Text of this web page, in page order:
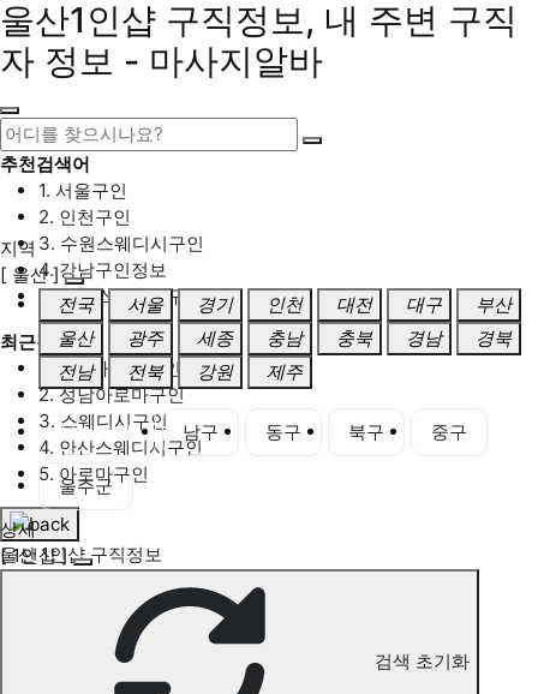
울산1인샵 구직정보, 내 주변 구직
자 정보 - 마사지알바
추천검색어
1. 서울구인
2. 인천구인
3. 수원스웨디시구인
4. 강남구인정보
5. 동탄스웨디시구인
최근검색어
1. 일산마사지구인
2. 성남아로마구인
3. 스웨디시구인
4. 안산스웨디시구인
5. 아로마구인
울산 1인샵 구직정보
지역
[ 울산 ]
전국
서울 경기 인천 대전 대구
부산
울산
광주 세종 충남 충북 경남
경북
전남
전북 강원 제주
울산 전체 남구 동구 북구 중구
울주군
상세
[ 1인샵 ]
검색 초기화